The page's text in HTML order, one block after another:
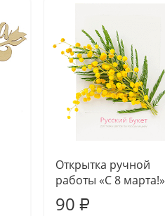
Открытка ручной
работы «С 8 марта!»
90 ₽